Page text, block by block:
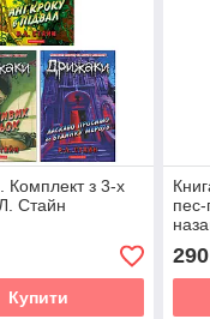
Комплект з 3-х
Стайн
Купити
пес-
290